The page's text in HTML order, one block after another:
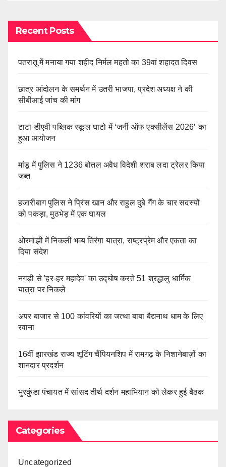
Recent Posts
पतरातू में मनाया गया शहीद निर्मल महतो का 39वां शहादत दिवस
छात्र आंदोलन के समर्थन में उतरी भाजपा, प्रदेश अध्यक्ष ने की
सीबीआई जांच की मांग
टाटा डीएवी पब्लिक स्कूल घाटो में ‘जर्नी ऑफ एक्सीलेंस 2026’ का
हुआ आयोजन
मांडू में पुलिस ने 1236 बोतल अवैध विदेशी शराब लदा ट्रेलर किया
जब्त
हजारीबाग पुलिस ने प्रिंस खान और राहुल दुबे गैंग के चार सदस्यों
को पकड़ा, मुठभेड़ में एक घायल
ओरमांझी में निकली भव्य तिरंगा यात्रा, राष्ट्रप्रेम और एकता का
दिया संदेश
नगड़ी से 'हर-हर महादेव' का उद्घोष करते 51 श्रद्धालु धार्मिक
यात्रा पर निकले
अपर बाजार से 100 कांवरियों का जत्था बाबा बैद्यनाथ धाम के लिए
रवाना
16वीं झारखंड राज्य शूटिंग चैंपियनशिप में रामगढ़ के निशानेबाज़ों का
शानदार प्रदर्शन
भुरकुंडा पंचायत में सांसद तीर्थ दर्शन महाभियान को लेकर हुई बैठक
Categories
Uncategorized